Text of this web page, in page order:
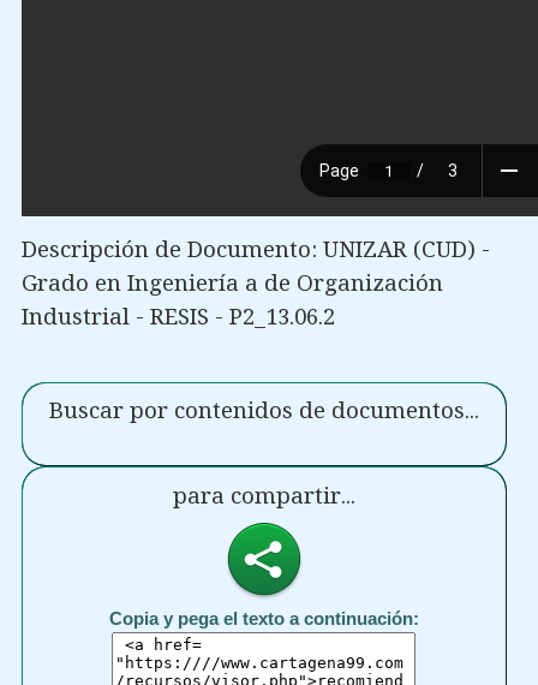
Descripción de Documento: UNIZAR (CUD) -
Grado en Ingeniería a de Organización
Industrial - RESIS - P2_13.06.2
Buscar por contenidos de documentos...
para compartir...
Copia y pega el texto a continuación: